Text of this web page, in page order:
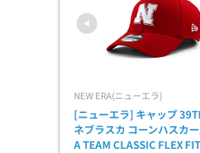
NEW ERA(ニューエラ)
[ニューエラ] キャップ
ネブラスカ コーンハスカ
A TEAM CLASSIC FLEX